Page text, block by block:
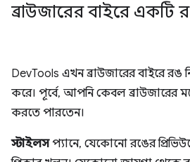
ব্রাউজারের বাইরে একটি
DevTools এখন ব্রাউজারের বাইরে রঙ
করে। পূর্বে, আপনি কেবল ব্রাউজারের
করতে পারতেন।
স্টাইলসপ্যানে, যেকোনো রঙের